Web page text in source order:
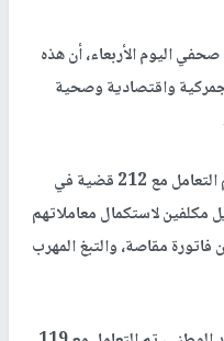
اليوم الأربعاء، أن هذه
واقتصادية وصحية
وأضاف أنه بالتعاون مع وزارة المالية، تم التعامل مع 212 قضية في
مكلفين لاستكمال معاملاتهم
مقاصة، والتبغ المهرب